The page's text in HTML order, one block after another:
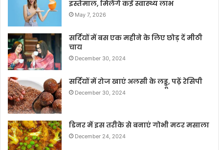
इस्तेमाल, मिलेंगे कई स्वास्थ्य लाभ
May 7, 2026
सर्दियों में बस एक महीने के लिए छोड़ दें मीठी
चाय
December 30, 2024
सर्दियों में रोज खाएं अलसी के लड्डू, पढ़ें रेसिपी
December 30, 2024
डिनर में इस तरीके से बनाएं गोभी मटर मसाला
December 24, 2024